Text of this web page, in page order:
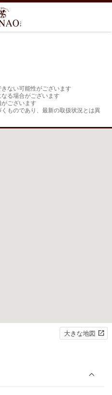
ない可能性がございます
る場合がございます
ございます
ものであり、最新の取扱状況とは異
大きな地図